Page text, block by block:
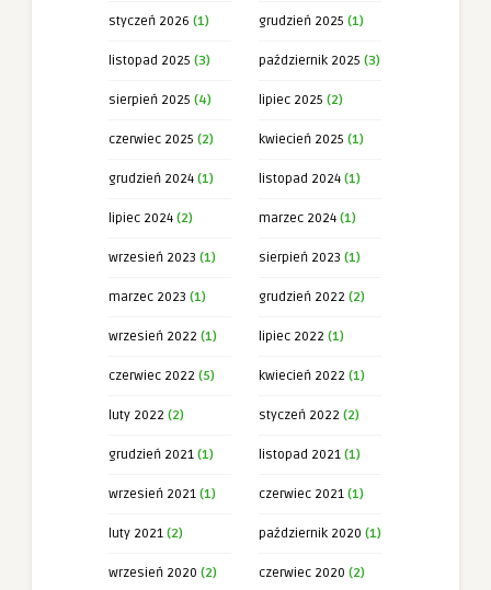
styczeń 2026 (1) grudzień 2025 (1)
listopad 2025 (3) październik 2025 (3)
sierpień 2025 (4) lipiec 2025 (2)
czerwiec 2025 (2) kwiecień 2025 (1)
grudzień 2024 (1) listopad 2024 (1)
lipiec 2024 (2) marzec 2024 (1)
wrzesień 2023 (1) sierpień 2023 (1)
marzec 2023 (1) grudzień 2022 (2)
wrzesień 2022 (1) lipiec 2022 (1)
czerwiec 2022 (5) kwiecień 2022 (1)
luty 2022 (2) styczeń 2022 (2)
grudzień 2021 (1) listopad 2021 (1)
wrzesień 2021 (1) czerwiec 2021 (1)
luty 2021 (2) październik 2020 (1)
wrzesień 2020 (2) czerwiec 2020 (2)